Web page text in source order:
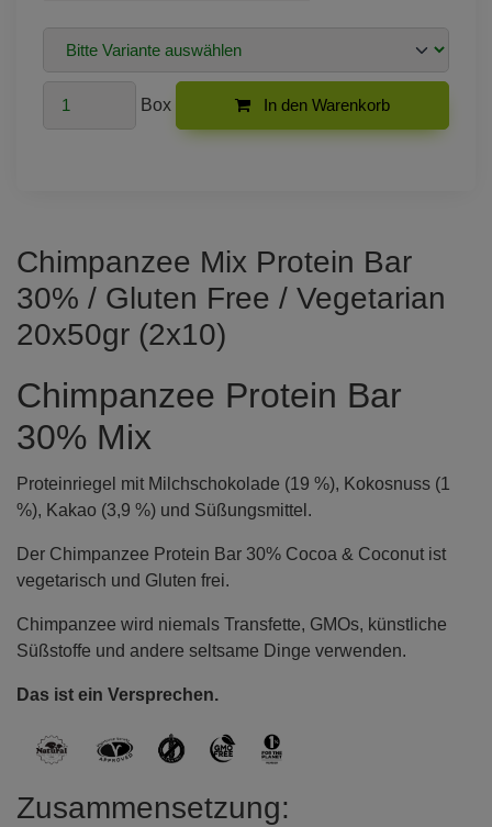
Box In den Warenkorb
Chimpanzee Mix Protein Bar
30% / Gluten Free / Vegetarian
20x50gr (2x10)
Chimpanzee Protein Bar
30% Mix
Proteinriegel mit Milchschokolade (19 %), Kokosnuss (1
%), Kakao (3,9 %) und Süßungsmittel.
Der Chimpanzee Protein Bar 30% Cocoa & Coconut ist
vegetarisch und Gluten frei.
Chimpanzee wird niemals Transfette, GMOs, künstliche
Süßstoffe und andere seltsame Dinge verwenden.
Das ist ein Versprechen.
Zusammensetzung: